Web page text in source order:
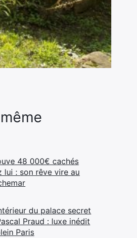
48 000€ cachés
lui : son rêve vire au
du palace secret
Praud : luxe inédit
Paris